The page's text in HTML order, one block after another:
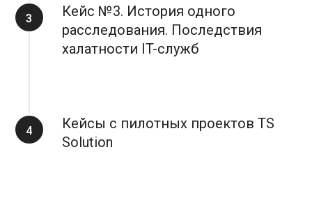
Кейс №3. История одного
расследования. Последствия
халатности IT-служб
Кейсы с пилотных проектов TS
Solution